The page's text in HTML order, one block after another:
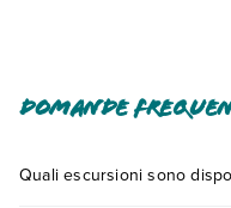
informazioni, contatta
recapiti indicati nella
inferiore a 1 anno
Domande
Quali escursioni sono